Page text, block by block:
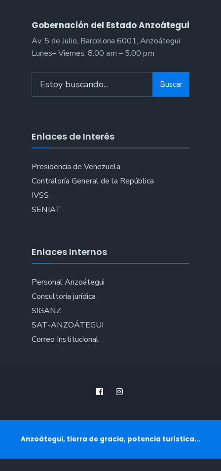
Gobernación del Estado Anzoátegui
Av. 5 de Julio, Barcelona 6001, Anzoátegui
Lunes– Viernes, 8:00 am – 5:00 pm
Buscar
Enlaces de Interés
Presidencia de Venezuela
Contraloría General de la República
IVSS
SENIAT
Enlaces Internos
Personal Anzoátegui
Consultoría jurídica
SIGANZ
SAT-ANZOÁTEGUI
Correo Institucional
Anzoátegui, tierra de gracia, potencia turística...